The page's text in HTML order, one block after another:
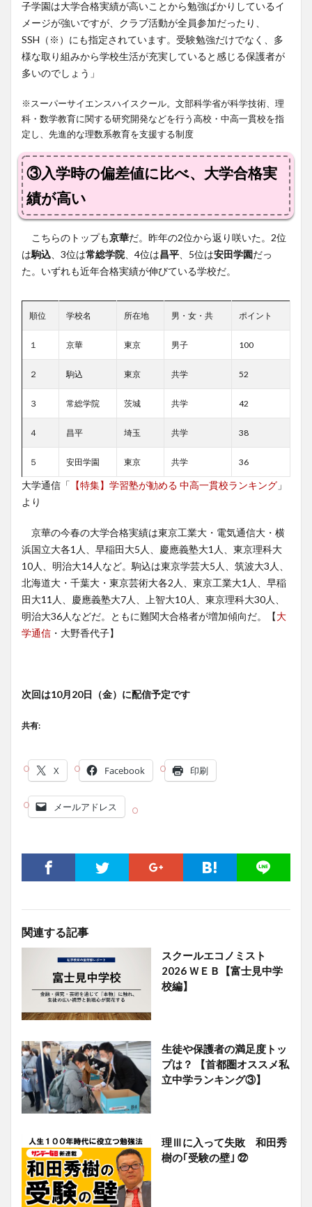
子学園は大学合格実績が高いことから勉強ばかりしているイ
メージが強いですが、クラブ活動が全員参加だったり、
SSH（※）にも指定されています。受験勉強だけでなく、多
様な取り組みから学校生活が充実していると感じる保護者が
多いのでしょう」
※スーパーサイエンスハイスクール。文部科学省が科学技術、理
科・数学教育に関する研究開発などを行う高校・中高一貫校を指
定し、先進的な理数系教育を支援する制度
③入学時の偏差値に比べ、大学合格実
績が高い
こちらのトップも京華だ。昨年の2位から返り咲いた。2位
は駒込 、3位は常総学院 、4位は昌平 、5位は安田学園だっ
た。いずれも近年合格実績が伸びている学校だ。
順位 学校名 所在地 男・女・共 ポイント
１ 京華 東京 男子 100
２ 駒込 東京 共学 52
３ 常総学院 茨城 共学 42
４ 昌平 埼玉 共学 38
５ 安田学園 東京 共学 36
大学通信「 【特集】学習塾が勧める 中高一貫校ランキング 」
より
京華の今春の大学合格実績は東京工業大・電気通信大・横
浜国立大各1人、早稲田大5人、慶應義塾大1人、東京理科大
10人、明治大14人など。駒込は東京学芸大5人、筑波大3人、
北海道大・千葉大・東京芸術大各2人、東京工業大1人、早稲
田大11人、慶應義塾大7人、上智大10人、東京理科大30人、
明治大36人などだ。ともに難関大合格者が増加傾向だ。【大
学通信 ・大野香代子】
次回は10月20日（金）に配信予定です
共有:
X Facebook 印刷
メールアドレス
関連する記事
スクールエコノミスト
2026 ＷＥＢ【富士見中学
校編】
生徒や保護者の満足度トッ
プは？ 【首都圏オススメ私
立中学ランキング③】
理Ⅲに入って失敗 和田秀
樹の｢受験の壁｣ ㉒